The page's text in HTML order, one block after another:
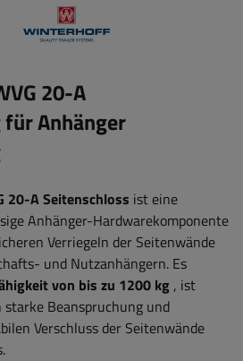
20-A
Anhänger
20-A Seitenschloss ist eine
Anhänger-Hardwarekomponente
Verriegeln der Seitenwände
und Nutzanhängern. Es
von bis zu 1200 kg , ist
Beanspruchung und
Verschluss der Seitenwände